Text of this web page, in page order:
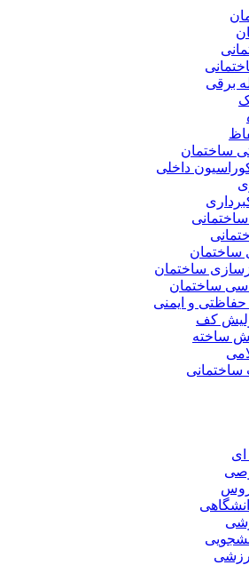
برقی
ساختمان
داخلی
ساختمان
ساختمان
ساختمان
و ایمنی
کف
ساخته
ساختمانی